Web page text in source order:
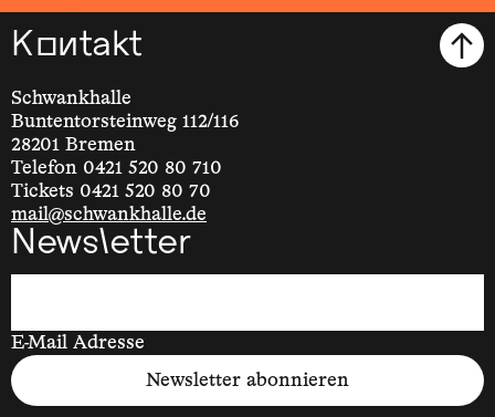
Kontakt
Schwankhalle
Buntentorsteinweg 112/116
28201 Bremen
Telefon 0421 520 80 710
Tickets 0421 520 80 70
mail@schwankhalle.de
Newsletter
E-Mail Adresse
Newsletter abonnieren